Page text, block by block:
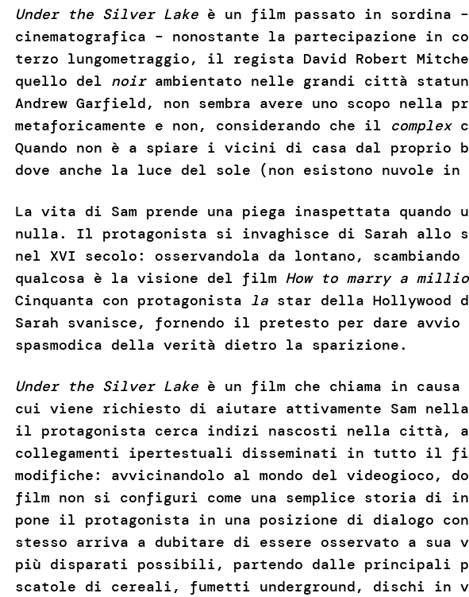
Under the Silver Lakeè un film passato in sordina
cinematografica – nonostante la partecipazione in
terzo lungometraggio, il regista David Robert
quello del noirambientato nelle grandi città
Andrew Garfield, non sembra avere uno scopo
metaforicamente e non, considerando che il complex
Quando non è a spiare i vicini di casa dal proprio
dove anche la luce del sole (non esistono nuvole in
La vita di Sam prende una piega inaspettata quando
nulla. Il protagonista si invaghisce di Sarah allo
nel XVI secolo: osservandola da lontano,
qualcosa è la visione del film How to marry a
Cinquanta con protagonista la star della Hollywood
Sarah svanisce, fornendo il pretesto per dare
spasmodica della verità dietro la sparizione.
Under the Silver Lakeè un film che chiama in
cui viene richiesto di aiutare attivamente Sam
il protagonista cerca indizi nascosti nella città,
collegamenti ipertestuali disseminati in tutto il
modifiche: avvicinandolo al mondo del
film non si configuri come una semplice storia di
pone il protagonista in una posizione di dialogo
stesso arriva a dubitare di essere osservato a sua
più disparati possibili, partendo dalle principali
scatole di cereali, fumetti underground, dischi